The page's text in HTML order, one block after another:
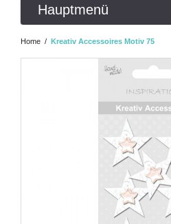
Hauptmenü
Home / Kreativ Accessoires Motiv 75